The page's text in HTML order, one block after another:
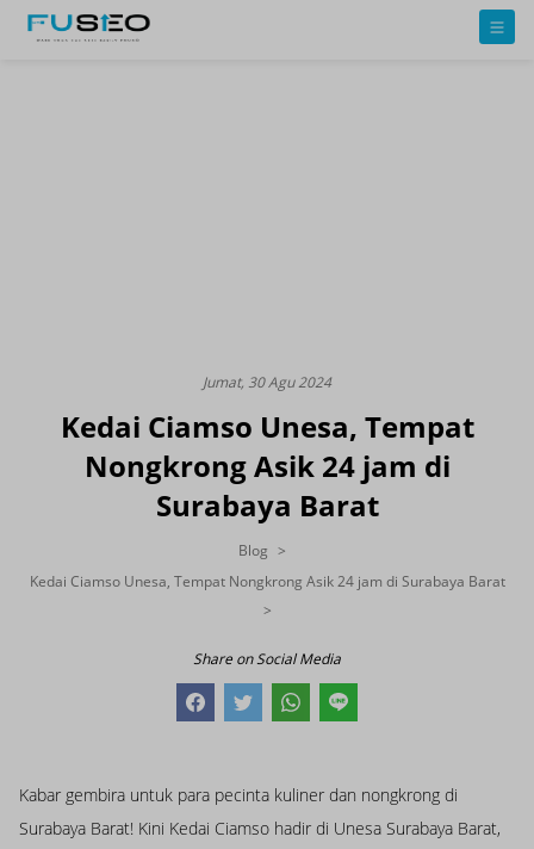
Jumat, 30 Agu 2024
Kedai Ciamso Unesa, Tempat
Nongkrong Asik 24 jam di
Surabaya Barat
Blog
Kedai Ciamso Unesa, Tempat Nongkrong Asik 24 jam di Surabaya Barat
Share on Social Media
Kabar gembira untuk para pecinta kuliner dan nongkrong di
Surabaya Barat! Kini Kedai Ciamso hadir di Unesa Surabaya Barat,